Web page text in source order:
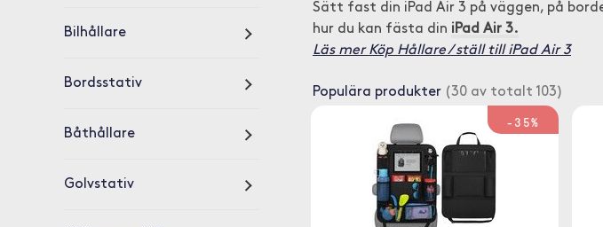
Bilhållare
Bordsstativ
Båthållare
Golvstativ
Sätt fast din iPad Air 3 på väggen, på
hur du kan fästa din iPad Air 3.
Läs mer Köp Hållare / ställ till iPad Air 3
Populära produkter (30 av totalt 103)
-35%